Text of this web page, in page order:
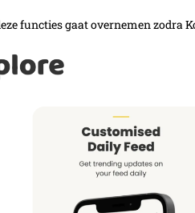
functies gaat overnemen zodra